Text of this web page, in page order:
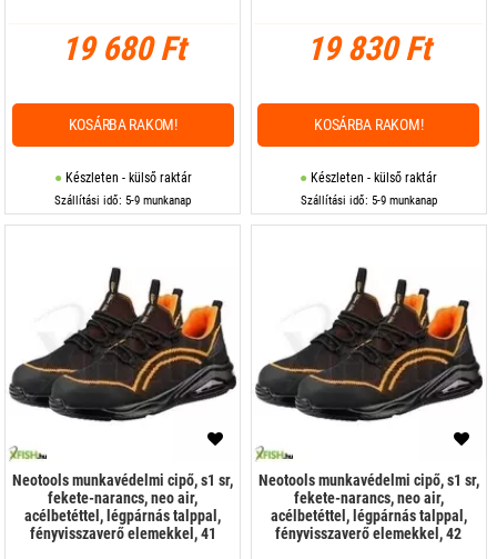
19 680 Ft
Készleten - külső raktár
Szállítási idő: 5-9 munkanap
KOSÁRBA RAKOM!
19 830 Ft
Készleten - külső raktár
Szállítási idő: 5-9 munkanap
KOSÁRBA RAKOM!
Neotools munkavédelmi cipő, s1 sr,
fekete-narancs, neo air,
acélbetéttel, légpárnás talppal,
fényvisszaverő elemekkel, 41
Neotools munkavédelmi cipő, s1 sr,
fekete-narancs, neo air,
acélbetéttel, légpárnás talppal,
fényvisszaverő elemekkel, 42